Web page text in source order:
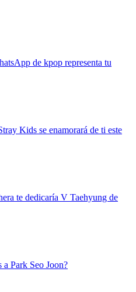
de kpop representa tu
Kids se enamorará de ti este
te dedicaría V Taehyung de
Park Seo Joon?